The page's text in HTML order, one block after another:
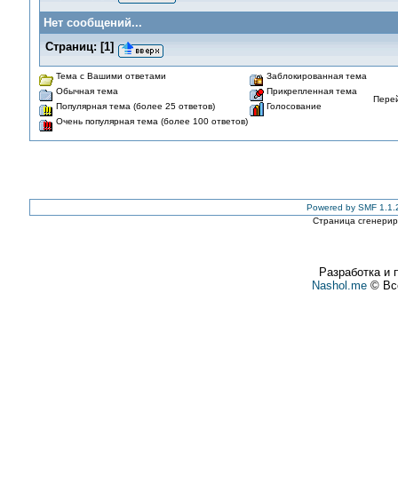
Нет сообщений...
Страниц:[1]
Тема с Вашими ответами
Обычная тема
Популярная тема (более 25 ответов)
Очень популярная тема (более 100 ответов)
Заблокированная тема
Прикрепленная тема
Голосование
Powered by SMF
Страница
Разработка и
Nashol.me©